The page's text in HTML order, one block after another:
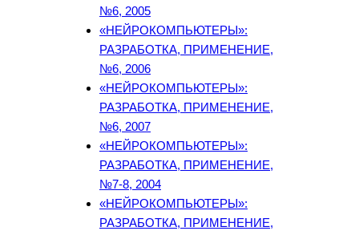
№6, 2005
«НЕЙРОКОМПЬЮТЕРЫ»:
РАЗРАБОТКА, ПРИМЕНЕНИЕ,
№6, 2006
«НЕЙРОКОМПЬЮТЕРЫ»:
РАЗРАБОТКА, ПРИМЕНЕНИЕ,
№6, 2007
«НЕЙРОКОМПЬЮТЕРЫ»:
РАЗРАБОТКА, ПРИМЕНЕНИЕ,
№7-8, 2004
«НЕЙРОКОМПЬЮТЕРЫ»:
РАЗРАБОТКА, ПРИМЕНЕНИЕ,